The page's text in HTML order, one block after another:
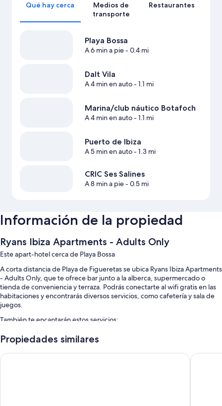
Qué hay cerca
Medios de
transporte
Restaurantes
Playa Bossa
A 6 min a pie- 0.4 mi
Dalt Vila
A 4 min en auto- 1.1 mi
Marina/club náutico Botafoch
A 4 min en auto- 1.1 mi
Puerto de Ibiza
A 5 min en auto- 1.3 mi
CRIC Ses Salines
A 8 min a pie- 0.5 mi
Información de la propiedad
Ryans Ibiza Apartments - Adults Only
Este apart-hotel cerca de Playa Bossa
A corta distancia de Playa de Figueretas se ubica Ryans Ibiza Apartments
- Adults Only, que te ofrece bar junto a la alberca, supermercado o
tienda de conveniencia y terraza. Podrás conectarte al wifi gratis en las
habitaciones y encontrarás diversos servicios, como cafetería y sala de
juegos.
También te encantarán estos servicios:
Alberca al aire libre con camastros y sombrillas
Propiedades similares
Ushuaïa Ibiza Beach Hotel - Adults Only - Club Entrance
The